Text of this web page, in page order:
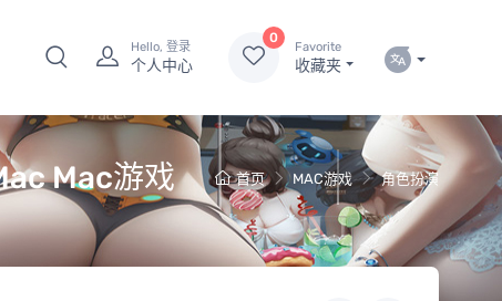
Hello, 登录
个人中心
0
Favorite
收藏夹
首页 MAC游戏 角色扮演
Mac游戏